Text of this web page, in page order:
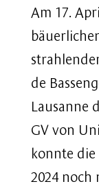
Am 17.
de
Lausanne
GV von
konnte die
2024 noch